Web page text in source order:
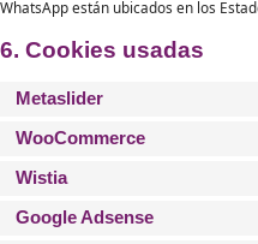
LinkedIn, Instagram y
"me gusta", "pin") o compartir
Facebook, X (Formerly
está incrustado con código
procesar cierta información